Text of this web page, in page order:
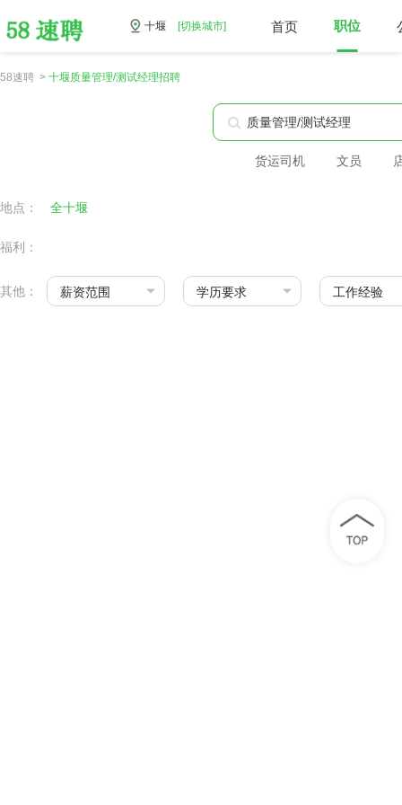
十堰 [切换城市] 首页 职位
58速聘 > 十堰质量管理/测试经理招聘
货运司机 文员
地点： 全十堰
福利：
其他： 薪资范围 学历要求 工作经验